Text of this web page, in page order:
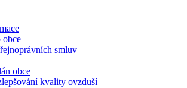
obce
smluv
obce
kvality ovzduší